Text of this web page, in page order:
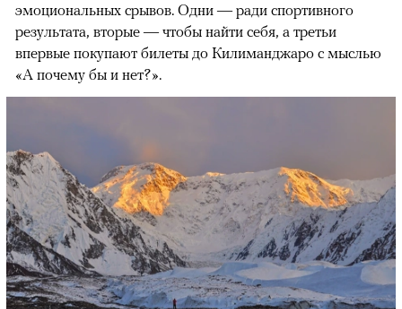
эмоциональных срывов. Одни — ради спортивного
результата, вторые — чтобы найти себя, а третьи
впервые покупают билеты до Килиманджаро с мыслью
«А почему бы и нет?».